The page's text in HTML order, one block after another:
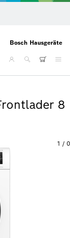
Bosch Hausgeräte
8
1 / 0